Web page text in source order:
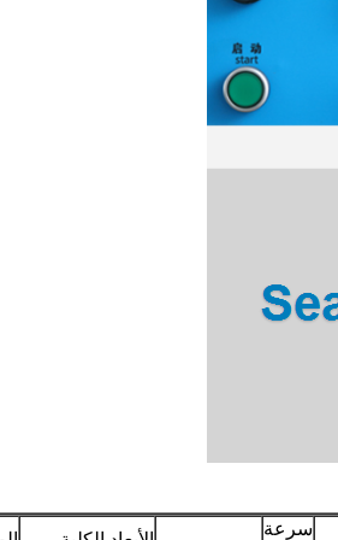
سرعة